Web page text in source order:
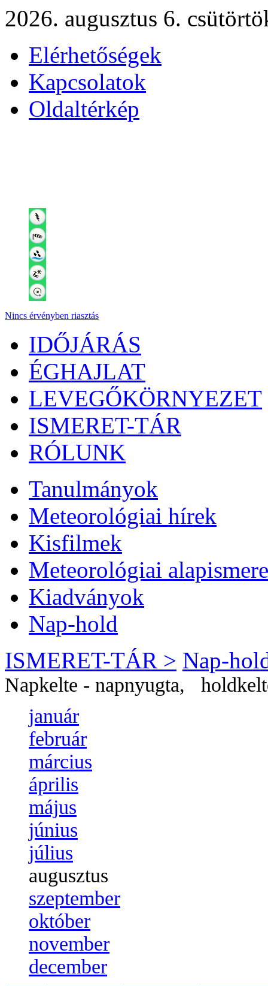
2026. augusztus 6.
Elérhetőségek
Kapcsolatok
Oldaltérkép
Nincs érvényben riasztás
IDŐJÁRÁS
ÉGHAJLAT
LEVEGŐKÖRNYEZET
ISMERET-TÁR
RÓLUNK
Tanulmányok
Meteorológiai hírek
Kisfilmek
Meteorológiai
Kiadványok
Nap-hold
ISMERET-TÁR > Nap-
Napkelte - napnyugta,
január
február
március
április
május
június
július
augusztus
szeptember
október
november
december